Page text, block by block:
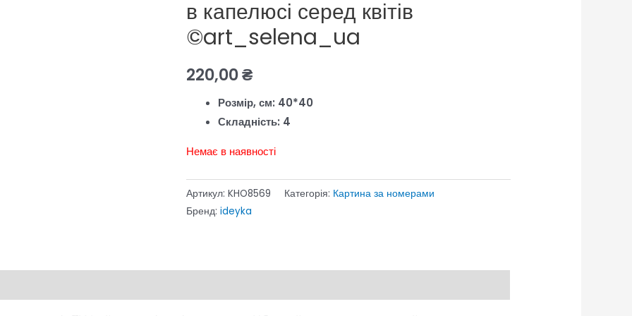
в капелюсі серед квітів
©art_selena_ua
220,00₴
Розмір, см: 40*40
Складність: 4
Немає в наявності
Артикул: KHO8569 Категорія: Картина за номерами
Бренд: ideyka